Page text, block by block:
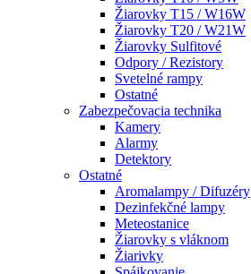
Žiarovky T15 / W16W
Žiarovky T20 / W21W
Žiarovky Sulfitové
Odpory / Rezistory
Svetelné rampy
Ostatné
Zabezpečovacia technika
Kamery
Alarmy
Detektory
Ostatné
Aromalampy / Difuzéry
Dezinfekčné lampy
Meteostanice
Žiarovky s vláknom
Žiarivky